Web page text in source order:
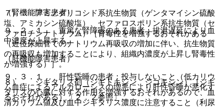
７）． アミノグリコシド系抗生物質（ゲンタマイシン硫酸
塩、アミカシン硫酸塩）、セファロスポリン系抗生物質（セ
ファロチンナトリウム）［腎毒性を増強するおそれがある
（近位尿細管でのナトリウム再吸収の増加に伴い、抗生物質
の再吸収も増加することにより、組織内濃度が上昇し腎毒性
が増強する）］。
８）． ジギタリス剤（ジギトキシン、ジゴキシン）［ジギ
タリスの心臓に対する作用を増強するおそれがあるので、血
清カリウム値及び血中ジギタリス濃度に注意すること（利尿
（腎機能障害患者）
９．２．１． 重篤な腎障害のある患者：排泄遅延により血
中濃度が上昇する。
（肝機能障害患者）
９．３．１． 肝性昏睡の患者：投与しないこと（低カリウ
ム血症によるアルカローシスの増悪により肝性昏睡が悪化す
るおそれがある）〔２．２参照〕。